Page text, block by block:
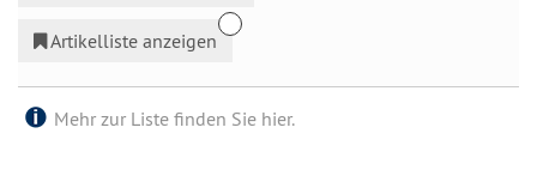
Artikelliste anzeigen
Mehr zur Liste finden Sie hier.